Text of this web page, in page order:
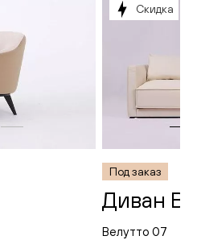
Скидка
Диван
Под заказ
Велутто 07